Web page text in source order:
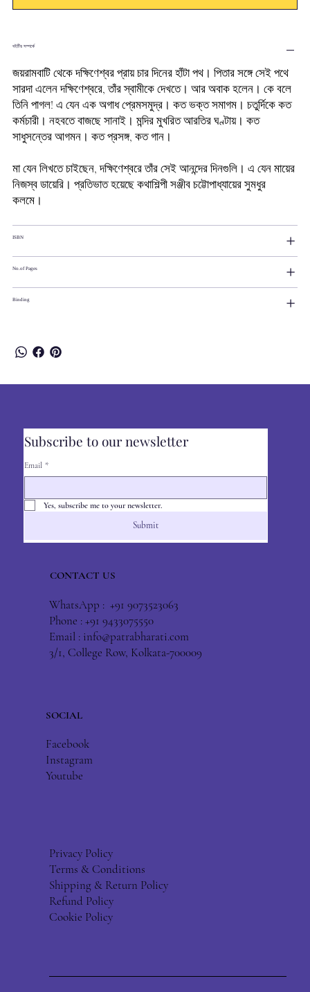
বইটির সম্পর্কে
জয়রামবাটি থেকে দক্ষিণেশ্বর প্রায় চার দিনের হাঁটা পথ। পিতার সঙ্গে সেই পথে
সারদা এলেন দক্ষিণেশ্বরে, তাঁর স্বামীকে দেখতে। আর অবাক হলেন। কে বলে
তিনি পাগল! এ যেন এক অগাধ প্রেমসমুদ্র। কত ভক্ত সমাগম। চতুর্দিকে কত
কর্মচারী। নহবতে বাজছে সানাই। মন্দির মুখরিত আরতির ঘণ্টায়। কত
সাধুসন্তের আগমন। কত প্রসঙ্গ, কত গান।
মা যেন লিখতে চাইছেন, দক্ষিণেশ্বরে তাঁর সেই আনন্দের দিনগুলি। এ যেন মায়ের
নিজস্ব ডায়েরি। প্রতিভাত হয়েছে কথাশিল্পী সঞ্জীব চট্টোপাধ্যায়ের সুমধুর
কলমে।
ISBN
No.of Pages
Binding
Subscribe to our newsletter
Email *
Yes, subscribe me to your newsletter.
Submit
CONTACT US
WhatsApp : +91 9073523063
Phone : +91 9433075550
Email : info@patrabharati.com
3/1, College Row, Kolkata-700009
SOCIAL
Facebook
Instagram
Youtube
Privacy Policy
Terms & Conditions
Shipping & Return Policy
Refund Policy
Cookie Policy